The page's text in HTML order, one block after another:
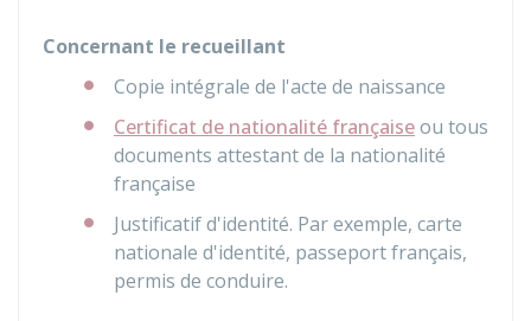
Concernant le recueillant
Copie intégrale de l'acte de naissance
Certificat de nationalité françaiseou tous
documents attestant de la nationalité
française
Justificatif d'identité. Par exemple, carte
nationale d'identité, passeport français,
permis de conduire.